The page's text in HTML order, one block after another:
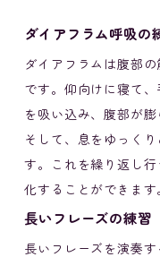
ダイアフラム呼吸の
ダイアフラムは腹部
です。仰向けに寝て
を吸い込み、腹部が膨
そして、息をゆっく
す。これを繰り返し
化することができます
長いフレーズの練習
長いフレーズを演奏